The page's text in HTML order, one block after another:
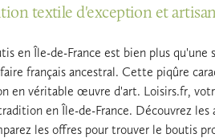
textile d'exception et
en Île-de-France est bien plus
français ancestral. Cette piqûre
en véritable œuvre d'art. Loisirs.fr,
en Île-de-France. Découvrez les
les offres pour trouver le boutis